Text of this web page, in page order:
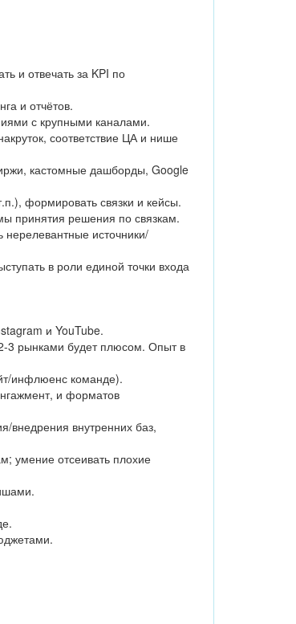
и отвечать за KPI по
и отчётов.
с крупными каналами.
соответствие ЦА и нише
кастомные дашборды, Google
формировать связки и кейсы.
принятия решения по связкам.
источники/
в роли единой точки входа
и YouTube.
3 рынками будет плюсом. Опыт в
инфлюенс команде).
и форматов
внедрения внутренних баз,
умение отсеивать плохие